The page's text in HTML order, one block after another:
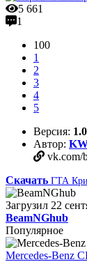
5 661
1
100
1
2
3
4
5
Версия: 1.0
Автор:
vk.com/
Скачать ГТА
Загрузил 22
BeamNGhub
Популярное
Mercedes-Benz